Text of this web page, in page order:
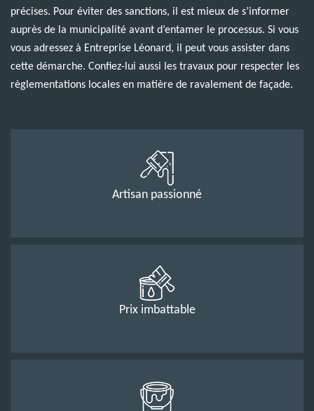
précises. Pour éviter des sanctions, il est mieux de s’informer
auprès de la municipalité avant d’entamer le processus. Si vous
vous adressez à Entreprise Léonard, il peut vous assister dans
cette démarche. Confiez-lui aussi les travaux pour respecter les
règlementations locales en matière de ravalement de façade.
Artisan passionné
Prix imbattable